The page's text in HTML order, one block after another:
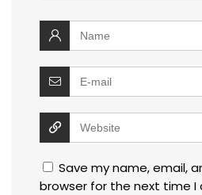
Save my name, email,
browser for the next time I